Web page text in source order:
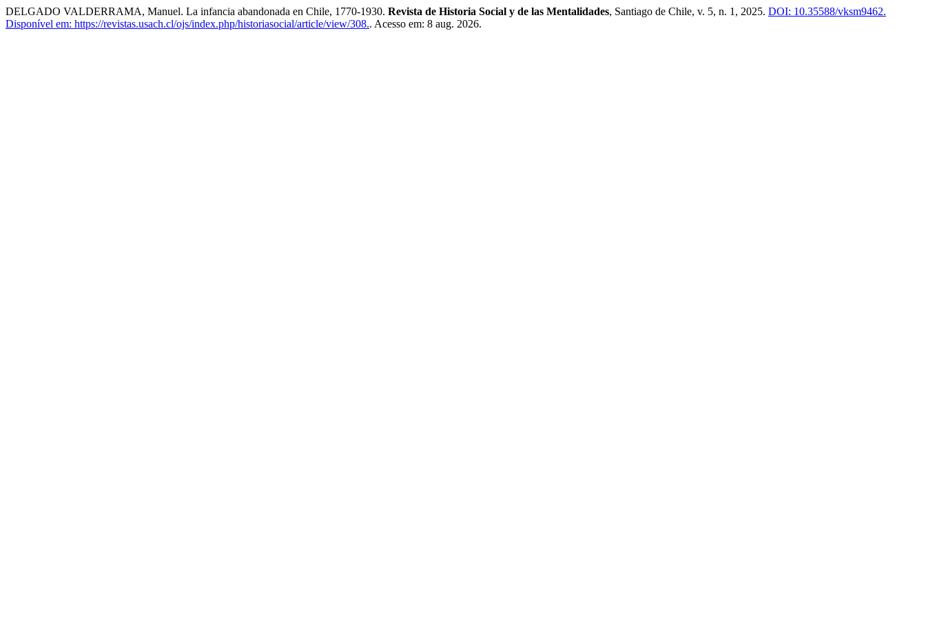
DELGADO VALDERRAMA, Manuel. La infancia abandonada en Chile, 1770-1930. Revista de Historia Social y de las Mentalidades, Santiago de Chile, v. 5, n. 1, 2025. DOI: 10.35588/vksm9462.
Disponível em: https://revistas.usach.cl/ojs/index.php/historiasocial/article/view/308.. Acesso em: 8 aug. 2026.